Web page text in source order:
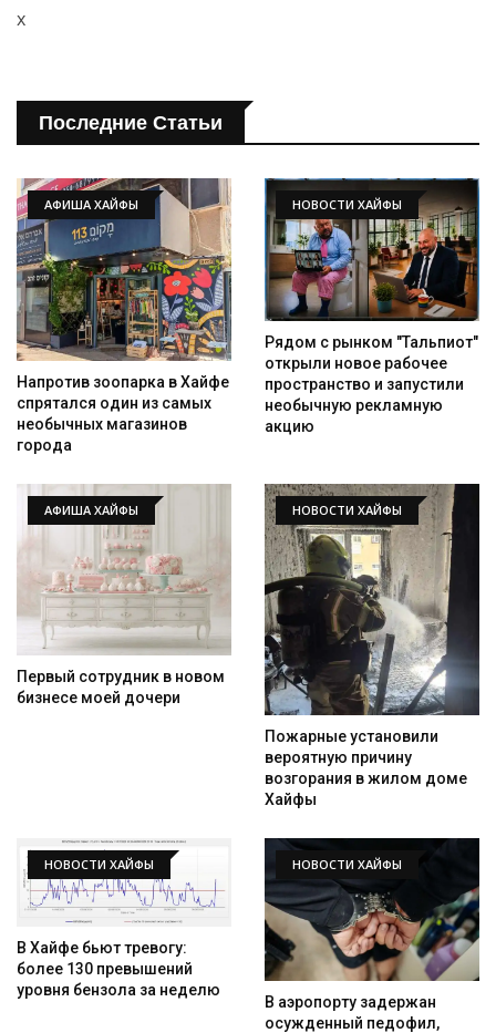
x
Последние Статьи
АФИША ХАЙФЫ
Напротив зоопарка в Хайфе
спрятался один из самых
необычных магазинов
города
НОВОСТИ ХАЙФЫ
Рядом с рынком "Тальпиот"
открыли новое рабочее
пространство и запустили
необычную рекламную
акцию
АФИША ХАЙФЫ
Первый сотрудник в новом
бизнесе моей дочери
НОВОСТИ ХАЙФЫ
Пожарные установили
вероятную причину
возгорания в жилом доме
Хайфы
НОВОСТИ ХАЙФЫ
В Хайфе бьют тревогу:
более 130 превышений
уровня бензола за неделю
НОВОСТИ ХАЙФЫ
В аэропорту задержан
осужденный педофил,